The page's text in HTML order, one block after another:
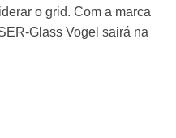
o grid. Com a marca
Glass Vogel sairá na